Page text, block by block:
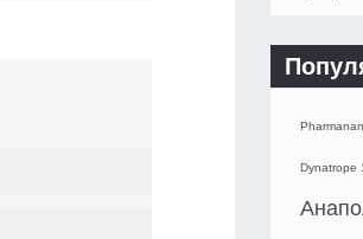
Dynatrope